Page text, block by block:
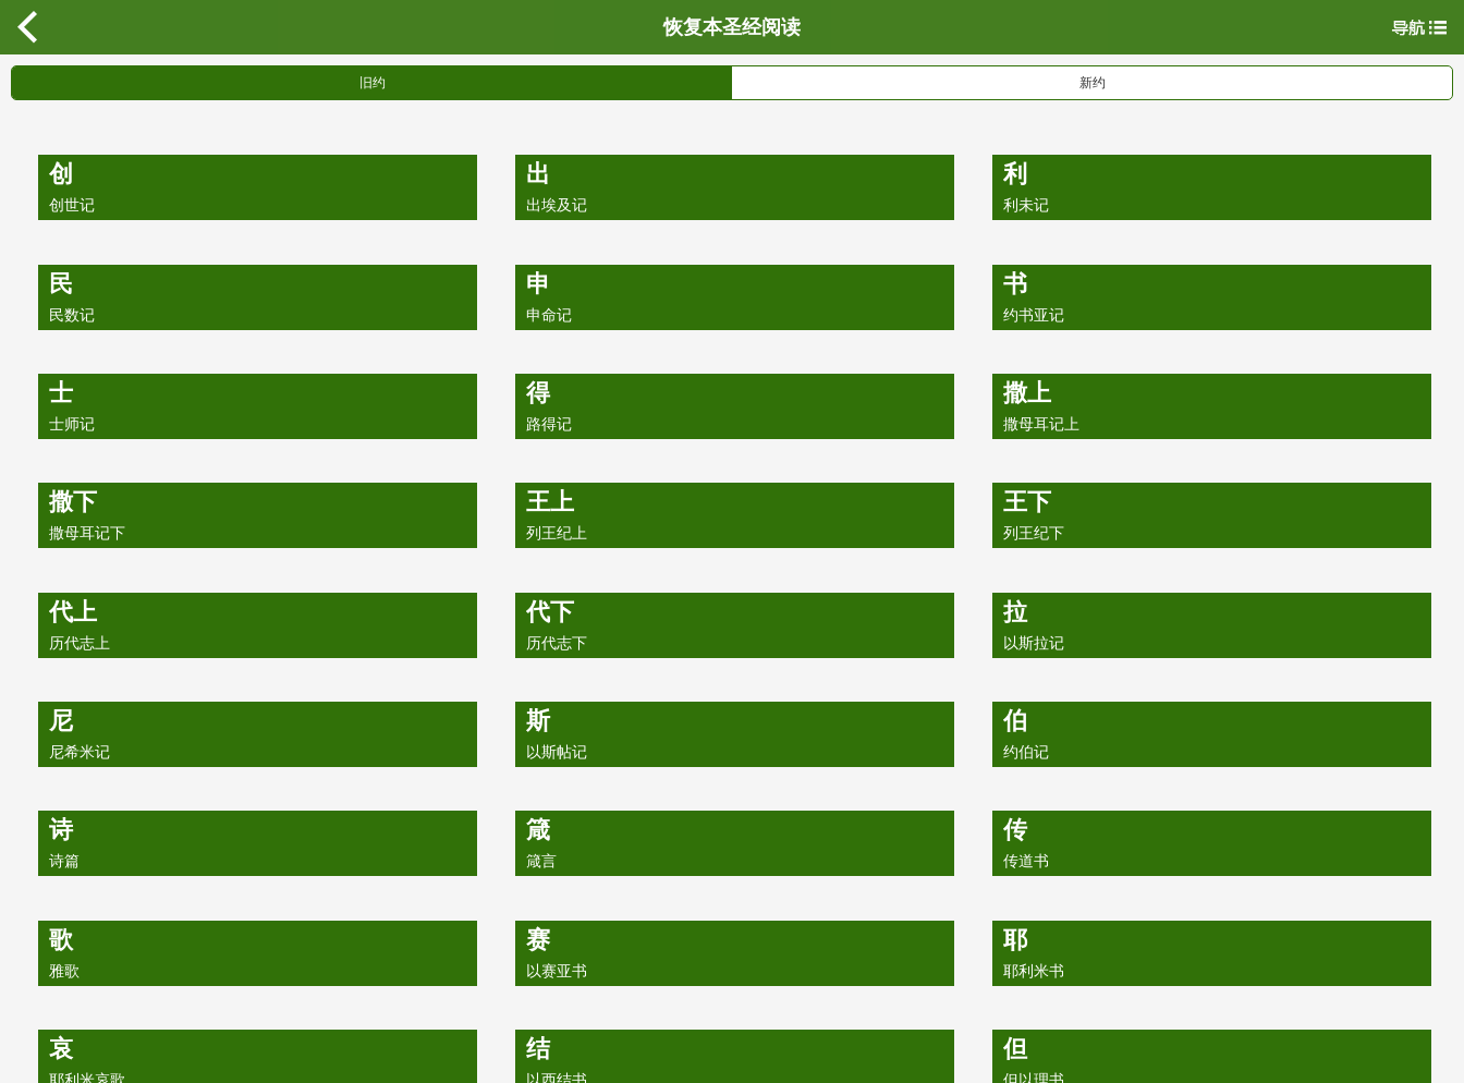
恢复本圣经阅读
旧约 新约
创
创世记
出
出埃及记
利
利未记
民
民数记
申
申命记
书
约书亚记
士
士师记
得
路得记
撒上
撒母耳记上
撒下
撒母耳记下
王上
列王纪上
王下
列王纪下
代上
历代志上
代下
历代志下
拉
以斯拉记
尼
尼希米记
斯
以斯帖记
伯
约伯记
诗
诗篇
箴
箴言
传
传道书
歌
雅歌
赛
以赛亚书
耶
耶利米书
哀 结 但